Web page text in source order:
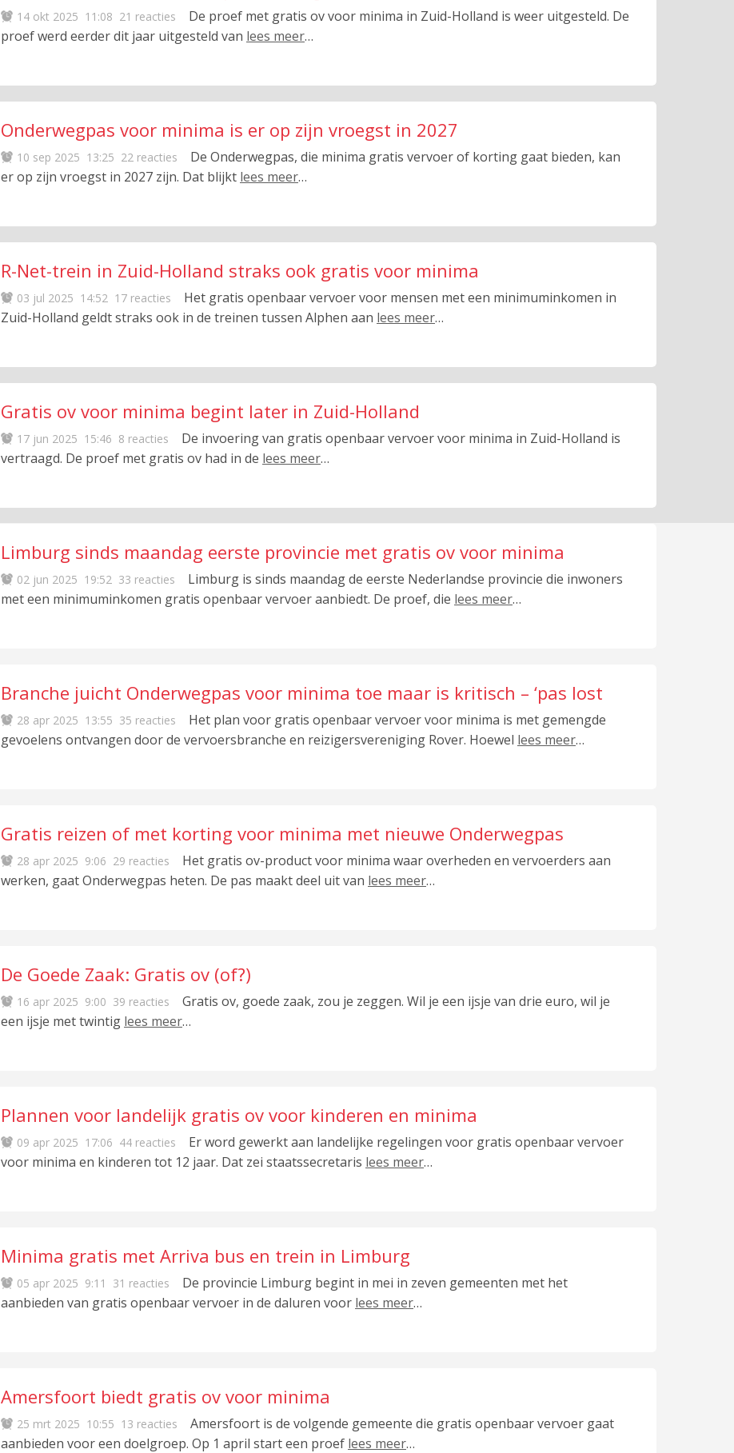
14 okt 2025 11:08 21 reacties
De proef met gratis ov voor minima in Zuid-Holland is weer uitgesteld. De
proef werd eerder dit jaar uitgesteld van lees meer…
Onderwegpas voor minima is er op zijn vroegst in 2027
10 sep 2025 13:25 22 reacties
De Onderwegpas, die minima gratis vervoer of korting gaat bieden, kan
er op zijn vroegst in 2027 zijn. Dat blijkt lees meer…
R-Net-trein in Zuid-Holland straks ook gratis voor minima
03 jul 2025 14:52 17 reacties
Het gratis openbaar vervoer voor mensen met een minimuminkomen in
Zuid-Holland geldt straks ook in de treinen tussen Alphen aan lees meer…
Gratis ov voor minima begint later in Zuid-Holland
17 jun 2025 15:46 8 reacties
De invoering van gratis openbaar vervoer voor minima in Zuid-Holland is
vertraagd. De proef met gratis ov had in de lees meer…
Limburg sinds maandag eerste provincie met gratis ov voor minima
02 jun 2025 19:52 33 reacties
Limburg is sinds maandag de eerste Nederlandse provincie die inwoners
met een minimuminkomen gratis openbaar vervoer aanbiedt. De proef, die lees meer…
Branche juicht Onderwegpas voor minima toe maar is kritisch – ‘pas lost
problemen sector niet op’
28 apr 2025 13:55 35 reacties
Het plan voor gratis openbaar vervoer voor minima is met gemengde
gevoelens ontvangen door de vervoersbranche en reizigersvereniging Rover. Hoewel lees meer…
Gratis reizen of met korting voor minima met nieuwe Onderwegpas
28 apr 2025 9:06 29 reacties
Het gratis ov-product voor minima waar overheden en vervoerders aan
werken, gaat Onderwegpas heten. De pas maakt deel uit van lees meer…
De Goede Zaak: Gratis ov (of?)
16 apr 2025 9:00 39 reacties
Gratis ov, goede zaak, zou je zeggen. Wil je een ijsje van drie euro, wil je
een ijsje met twintig lees meer…
Plannen voor landelijk gratis ov voor kinderen en minima
09 apr 2025 17:06 44 reacties
Er word gewerkt aan landelijke regelingen voor gratis openbaar vervoer
voor minima en kinderen tot 12 jaar. Dat zei staatssecretaris lees meer…
Minima gratis met Arriva bus en trein in Limburg
05 apr 2025 9:11 31 reacties
De provincie Limburg begint in mei in zeven gemeenten met het
aanbieden van gratis openbaar vervoer in de daluren voor lees meer…
Amersfoort biedt gratis ov voor minima
25 mrt 2025 10:55 13 reacties
Amersfoort is de volgende gemeente die gratis openbaar vervoer gaat
aanbieden voor een doelgroep. Op 1 april start een proef lees meer…